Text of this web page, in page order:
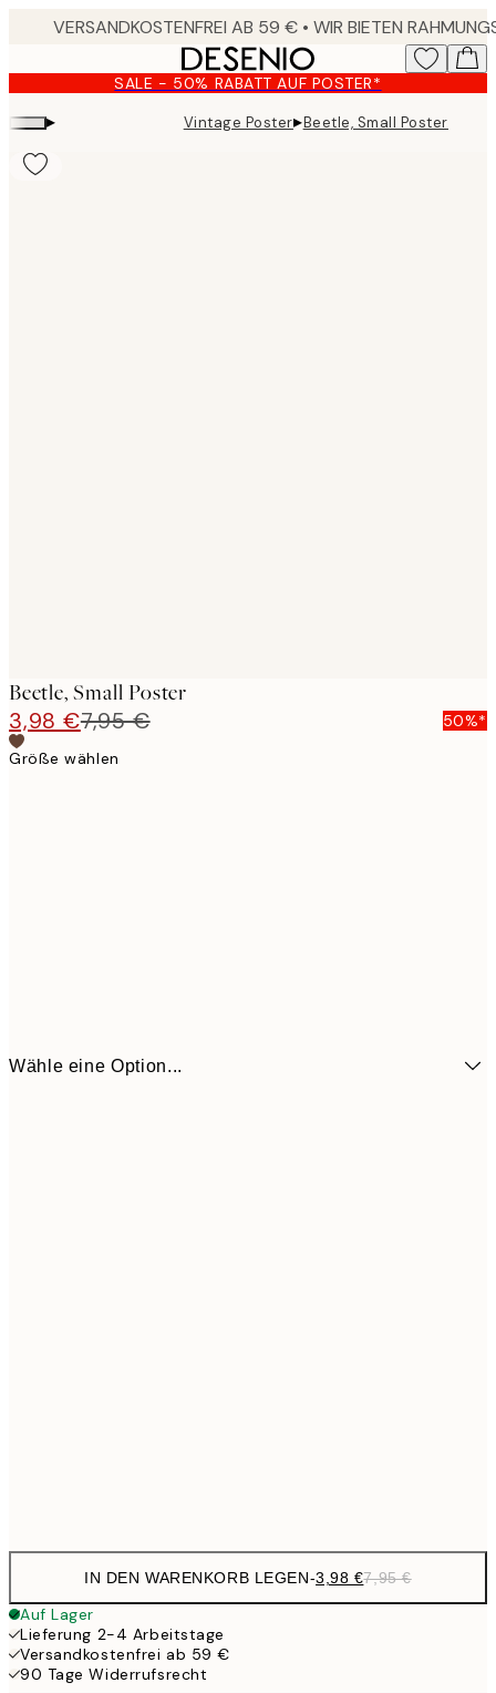
content.
SALE - 50% RABATT AUF POSTER*
▸ Vintage Poster▸Beetle, Small Poster
Beetle, Small Poster
3,98 €7,95 €
50%*
Größe wählen
Wähle eine Option...
IN DEN WARENKORB LEGEN-3,98 €7,95 €
Auf Lager
Lieferung 2-4 Arbeitstage
Versandkostenfrei ab 59 €
90 Tage Widerrufsrecht